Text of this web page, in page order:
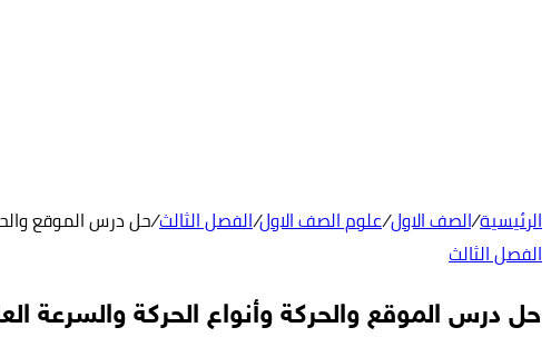
الرئيسية/الصف الاول/علوم الصف الاول/الفصل الثالث/حل درس الموقع
الفصل الثالث
حل درس الموقع والحركة وأنواع الحركة والسرعة